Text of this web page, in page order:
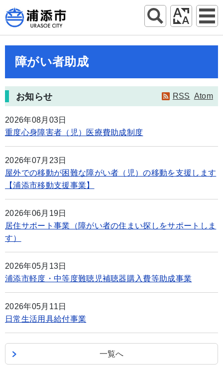
障がい者助成
お知らせ RSS Atom
2026年08月03日
重度心身障害者（児）医療費助成制度
2026年07月23日
屋外での移動が困難な障がい者（児）の移動を支援します
【浦添市移動支援事業】
2026年06月19日
居住サポート事業（障がい者の住まい探しをサポートしま
す）
2026年05月13日
浦添市軽度・中等度難聴児補聴器購入費等助成事業
2026年05月11日
日常生活用具給付事業
一覧へ